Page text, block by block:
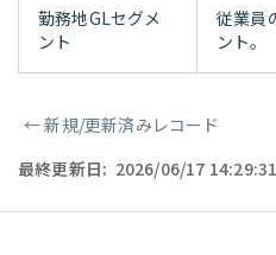
勤務地GLセグメ
ント
従業員
ント。
ページャー
←新規/更新済みレコード
最終更新日: 2026/06/17 14:29:31